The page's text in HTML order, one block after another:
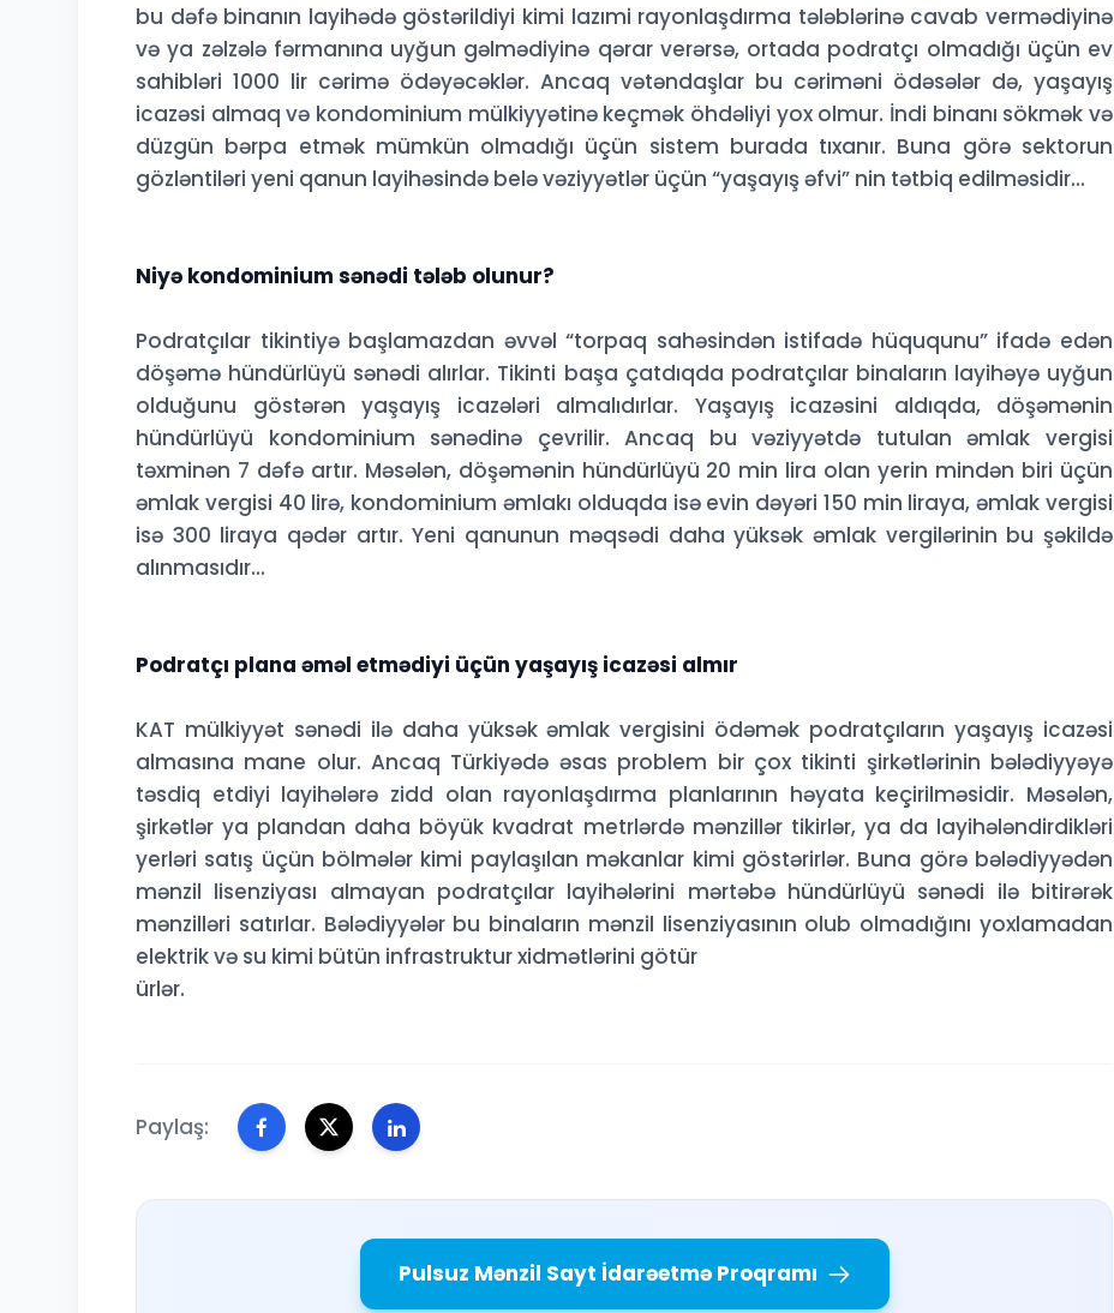
bu dəfə binanın layihədə göstərildiyi kimi lazımi rayonlaşdırma tələblərinə cavab vermədiyinə
və ya zəlzələ fərmanına uyğun gəlmədiyinə qərar verərsə, ortada podratçı olmadığı üçün ev
sahibləri 1000 lir cərimə ödəyəcəklər. Ancaq vətəndaşlar bu cəriməni ödəsələr də, yaşayış
icazəsi almaq və kondominium mülkiyyətinə keçmək öhdəliyi yox olmur. İndi binanı sökmək və
düzgün bərpa etmək mümkün olmadığı üçün sistem burada tıxanır. Buna görə sektorun
gözləntiləri yeni qanun layihəsində belə vəziyyətlər üçün “yaşayış əfvi” nin tətbiq edilməsidir...
Niyə kondominium sənədi tələb olunur?
Podratçılar tikintiyə başlamazdan əvvəl “torpaq sahəsindən istifadə hüququnu” ifadə edən
döşəmə hündürlüyü sənədi alırlar. Tikinti başa çatdıqda podratçılar binaların layihəyə uyğun
olduğunu göstərən yaşayış icazələri almalıdırlar. Yaşayış icazəsini aldıqda, döşəmənin
hündürlüyü kondominium sənədinə çevrilir. Ancaq bu vəziyyətdə tutulan əmlak vergisi
təxminən 7 dəfə artır. Məsələn, döşəmənin hündürlüyü 20 min lira olan yerin mindən biri üçün
əmlak vergisi 40 lirə, kondominium əmlakı olduqda isə evin dəyəri 150 min liraya, əmlak vergisi
isə 300 liraya qədər artır. Yeni qanunun məqsədi daha yüksək əmlak vergilərinin bu şəkildə
alınmasıdır...
Podratçı plana əməl etmədiyi üçün yaşayış icazəsi almır
KAT mülkiyyət sənədi ilə daha yüksək əmlak vergisini ödəmək podratçıların yaşayış icazəsi
almasına mane olur. Ancaq Türkiyədə əsas problem bir çox tikinti şirkətlərinin bələdiyyəyə
təsdiq etdiyi layihələrə zidd olan rayonlaşdırma planlarının həyata keçirilməsidir. Məsələn,
şirkətlər ya plandan daha böyük kvadrat metrlərdə mənzillər tikirlər, ya da layihələndirdikləri
yerləri satış üçün bölmələr kimi paylaşılan məkanlar kimi göstərirlər. Buna görə bələdiyyədən
mənzil lisenziyası almayan podratçılar layihələrini mərtəbə hündürlüyü sənədi ilə bitirərək
mənzilləri satırlar. Bələdiyyələr bu binaların mənzil lisenziyasının olub olmadığını yoxlamadan
elektrik və su kimi bütün infrastruktur xidmətlərini götür
ürlər.
Paylaş:
Pulsuz Mənzil Sayt İdarəetmə Proqramı